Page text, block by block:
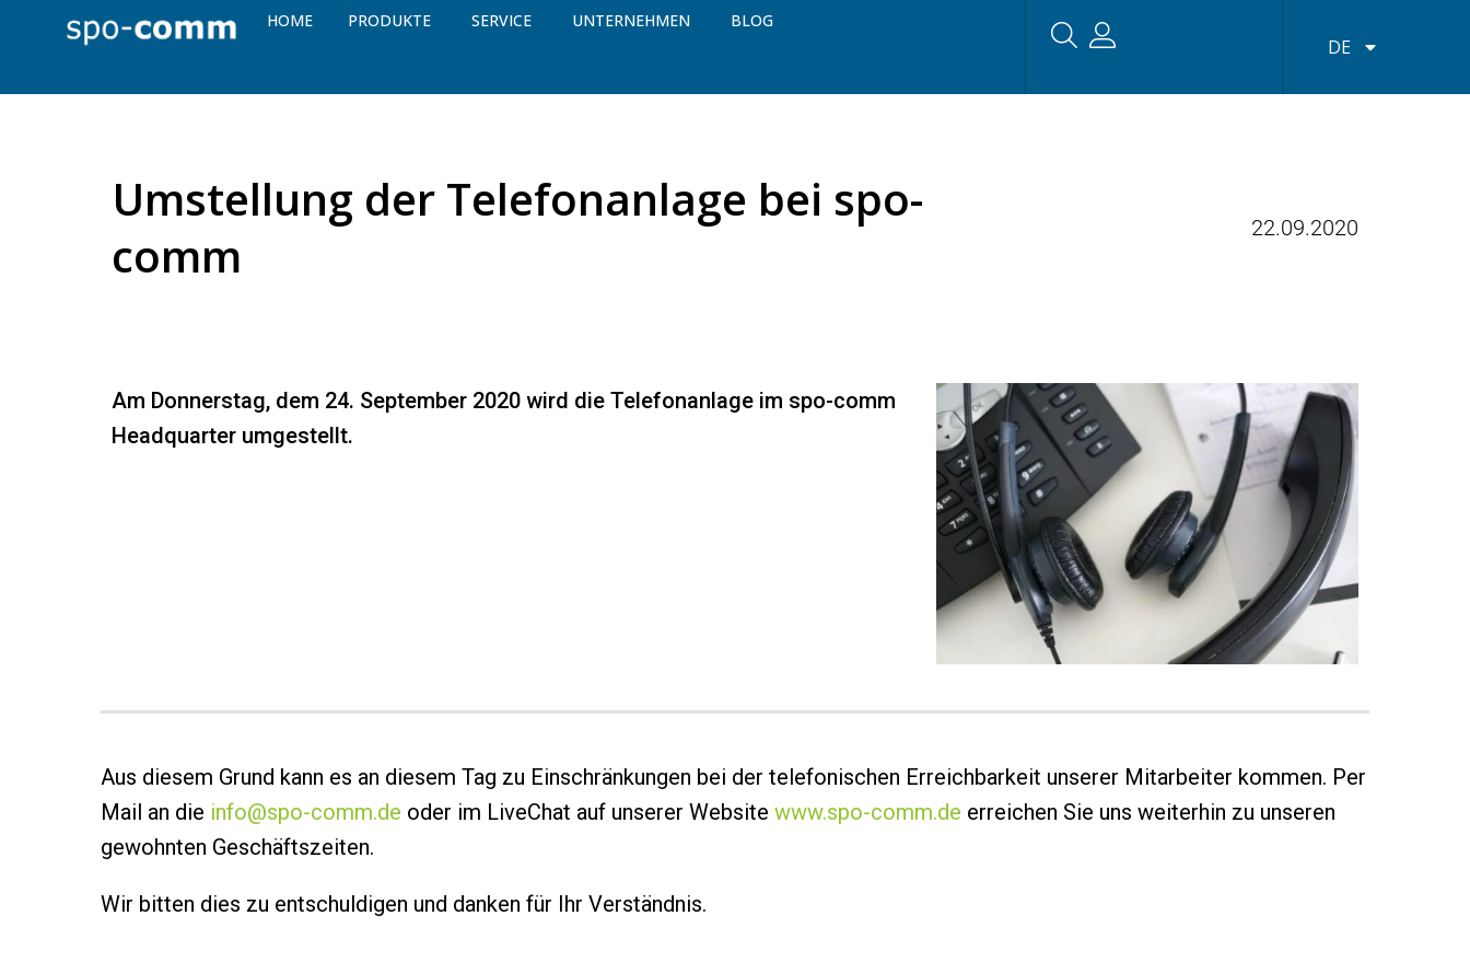
HOME PRODUKTE SERVICE UNTERNEHMEN BLOG
DE
Umstellung der Telefonanlage bei spo-
comm
22.09.2020
Am Donnerstag, dem 24. September 2020 wird die Telefonanlage im spo-comm
Headquarter umgestellt.
Aus diesem Grund kann es an diesem Tag zu Einschränkungen bei der telefonischen Erreichbarkeit unserer Mitarbeiter kommen. Per
Mail an die info@spo-comm.de oder im LiveChat auf unserer Website www.spo-comm.de erreichen Sie uns weiterhin zu unseren
gewohnten Geschäftszeiten.
Wir bitten dies zu entschuldigen und danken für Ihr Verständnis.